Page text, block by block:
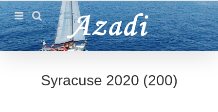
Passer
au
contenu
Syracuse 2020 (200)